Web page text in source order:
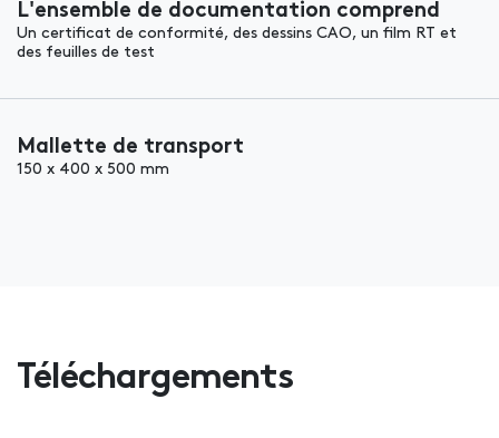
L'ensemble de documentation comprend
Un certificat de conformité, des dessins CAO, un film RT et
des feuilles de test
Mallette de transport
150 x 400 x 500 mm
Téléchargements